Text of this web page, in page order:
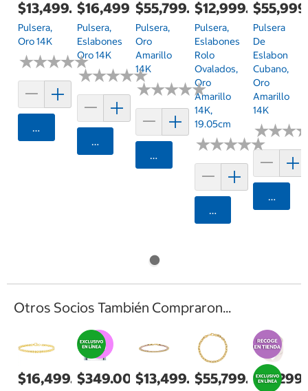
$13,499.00
Pulsera,
Oro 14K
★★★★★
★★★★★
Agregar
$16,499.00
Pulsera,
Eslabones
Oro 14K
★★★★★
★★★★★
Agregar
$55,799.00
Pulsera,
Oro
Amarillo
14K
★★★★★
★★★★★
Agregar
$12,999.00
Pulsera,
Eslabones
Rolo
Ovalados,
Oro
Amarillo
14K,
19.05cm
★★★★★
★★★★★
Agregar
Pulsera
De
Eslabon
Cubano,
Oro
Amarillo
14K
★★★
★★★
Otros Socios También Compraron...
$16,499.00$349.00 $13,499.00$55,799.00